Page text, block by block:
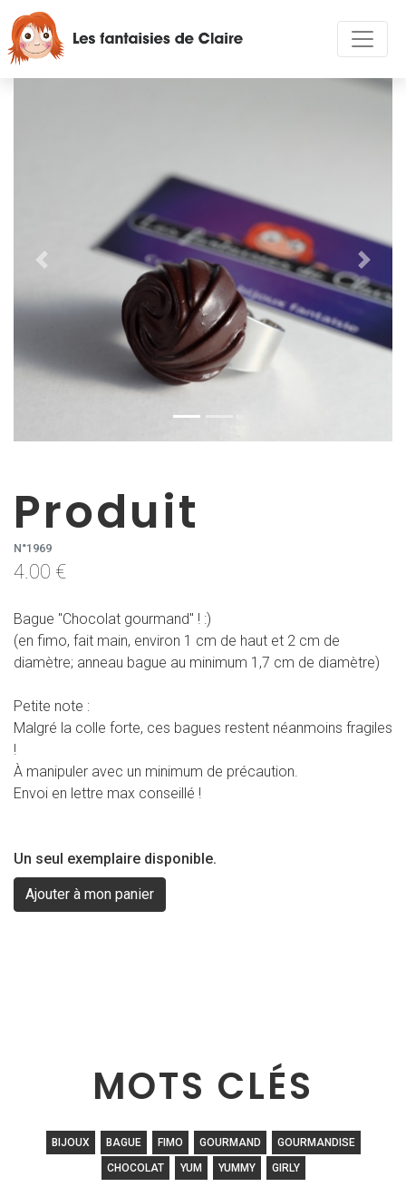
Précédent
Produit
N°1969
4.00 €
Bague "Chocolat gourmand" ! :)
(en fimo, fait main, environ 1 cm de haut et 2 cm de
diamètre; anneau bague au minimum 1,7 cm de diamètre)
Petite note :
Malgré la colle forte, ces bagues restent néanmoins fragiles
!
À manipuler avec un minimum de précaution.
Envoi en lettre max conseillé !
Un seul exemplaire disponible.
MOTS CLÉS
BIJOUX BAGUE FIMO GOURMAND
GOURMANDISE
CHOCOLAT
YUM YUMMY GIRLY